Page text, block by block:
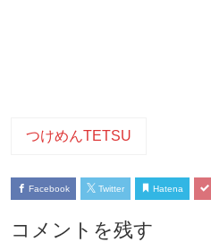
つけめんTETSU
Facebook Twitter Hatena
コメントを残す